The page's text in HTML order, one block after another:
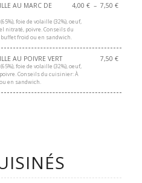
AU MARC DE
4,00€ – 7,50€
foie de volaille (32%), oeuf,
nitraté, poivre. Conseils du
froid ou en sandwich.
AU POIVRE VERT 7,50€
foie de volaille (32%), oeuf,
Conseils du cuisinier: À
en sandwich.